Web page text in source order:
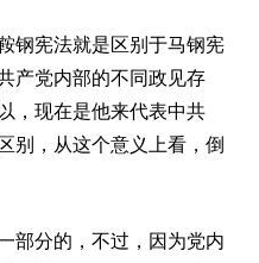
钢宪法就是区别于马钢宪
产党内部的不同政见存
，现在是他来代表中共
别，从这个意义上看，倒
部分的，不过，因为党内